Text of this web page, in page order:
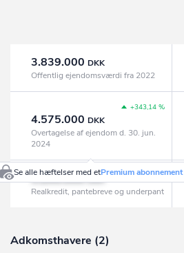
3.839.000 DKK
Offentlig ejendomsværdi fra 2022
+343,14 %
4.575.000 DKK
Overtagelse af ejendom d. 30. jun.
2024
3.200.000
Se alle hæftelser med etPremium abonnement
Realkredit, pantebreve og underpant
Adkomsthavere (2)